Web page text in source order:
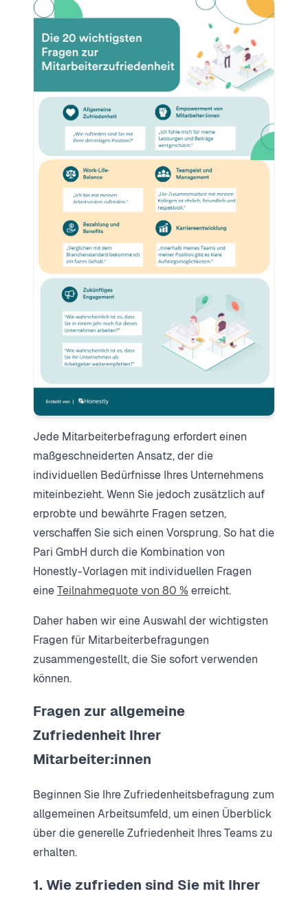
Jede Mitarbeiterbefragung erfordert einen
maßgeschneiderten Ansatz, der die
individuellen Bedürfnisse Ihres Unternehmens
miteinbezieht. Wenn Sie jedoch zusätzlich auf
erprobte und bewährte Fragen setzen,
verschaffen Sie sich einen Vorsprung. So hat die
Pari GmbH durch die Kombination von
Honestly-Vorlagen mit individuellen Fragen
eineTeilnahmequote von 80 % erreicht.
Daher haben wir eine Auswahl der wichtigsten
Fragen für Mitarbeiterbefragungen
zusammengestellt, die Sie sofort verwenden
können.
Fragen zur allgemeine
Zufriedenheit Ihrer
Mitarbeiter:innen
Beginnen Sie Ihre Zufriedenheitsbefragung zum
allgemeinen Arbeitsumfeld, um einen Überblick
über die generelle Zufriedenheit Ihres Teams zu
erhalten.
1. Wie zufrieden sind Sie mit Ihrer